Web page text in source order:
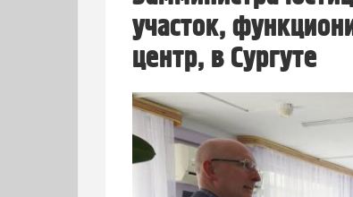
участок,
центр, в Сургуте